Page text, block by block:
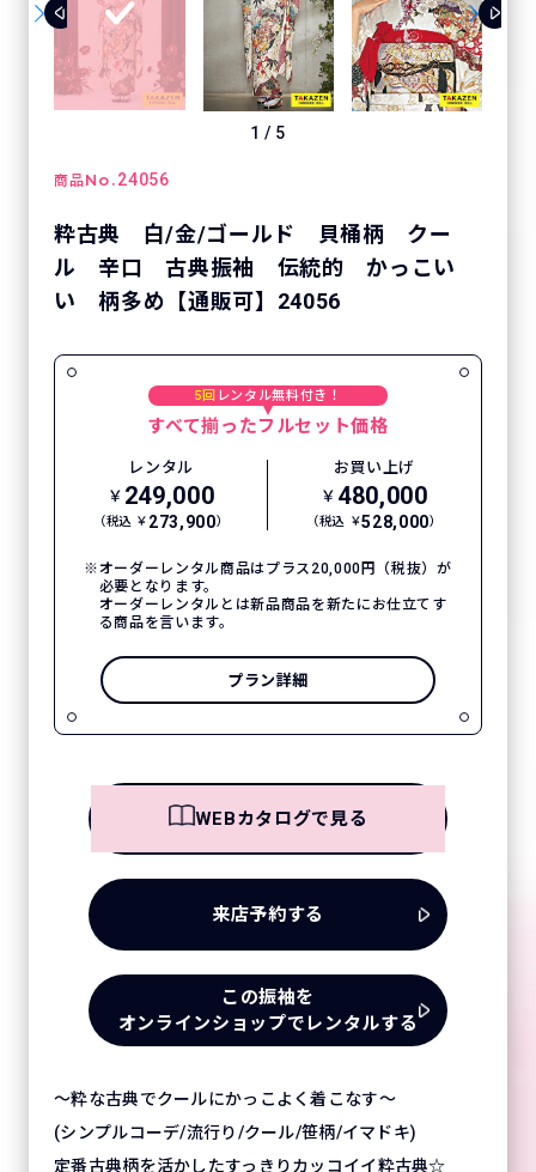
1 / 5
商品No.24056
粋古典 白/金/ゴールド 貝桶柄 クー
ル 辛口 古典振袖 伝統的 かっこい
い 柄多め【通販可】24056
5回 レンタル無料付き！
すべて揃ったフルセット価格
レンタル
￥ 249,000
（税込 ￥ 273,900）
お買い上げ
￥ 480,000
（税込 ￥528,000）
オーダーレンタル商品はプラス20,000円（税抜）が
必要となります。
オーダーレンタルとは新品商品を新たにお仕立てす
る商品を言います。
プラン詳細
WEBカタログで見る
来店予約する
この振袖を
オンラインショップでレンタルする
～粋な古典でクールにかっこよく着こなす～
(シンプルコーデ/流行り/クール/笹柄/イマドキ)
定番古典柄を活かしたすっきりカッコイイ粋古典☆